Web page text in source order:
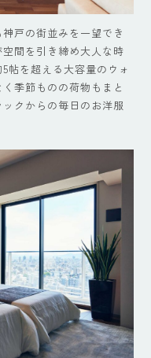
戸の街並みを一望でき
間を引き締め大人な時
帖を超える大容量のウォ
季節ものの荷物もまと
クからの毎日のお洋服